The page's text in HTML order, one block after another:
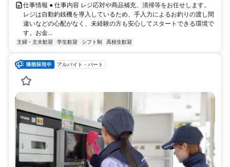
仕事情報 ● 仕事内容 レジ応対や商品補充、清掃等をお任せします。
レジは自動釣銭機を導入しているため、手入力によるお釣りの渡し間
違いなどの心配がなく、未経験の方も安心してスタートできる環境で
す。お金...
主婦・主夫歓迎 学生歓迎 シフト制 高校生歓迎
アルバイト・パート